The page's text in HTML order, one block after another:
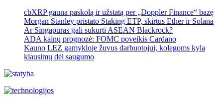
cbXRP gauna paskolą ir užstatą per „Doppler Finance“ bazę
Morgan Stanley pristato Staking ETP, skirtus Ether ir Solana
Ar Singapūras gali sukurti ASEAN Blackrock?
ADA kainų prognozė: FOMC poveikis Cardano
Kauno LEZ gamykloje žuvus darbuotojui, kolegoms kyla
klausimų dėl saugumo